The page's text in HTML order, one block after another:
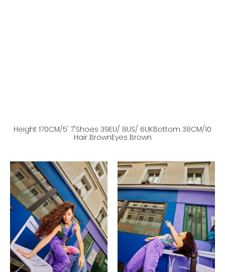
Height 170CM/5' 7''Shoes 39EU/ 8US/ 6UKBottom 38CM/10
Hair BrownEyes Brown